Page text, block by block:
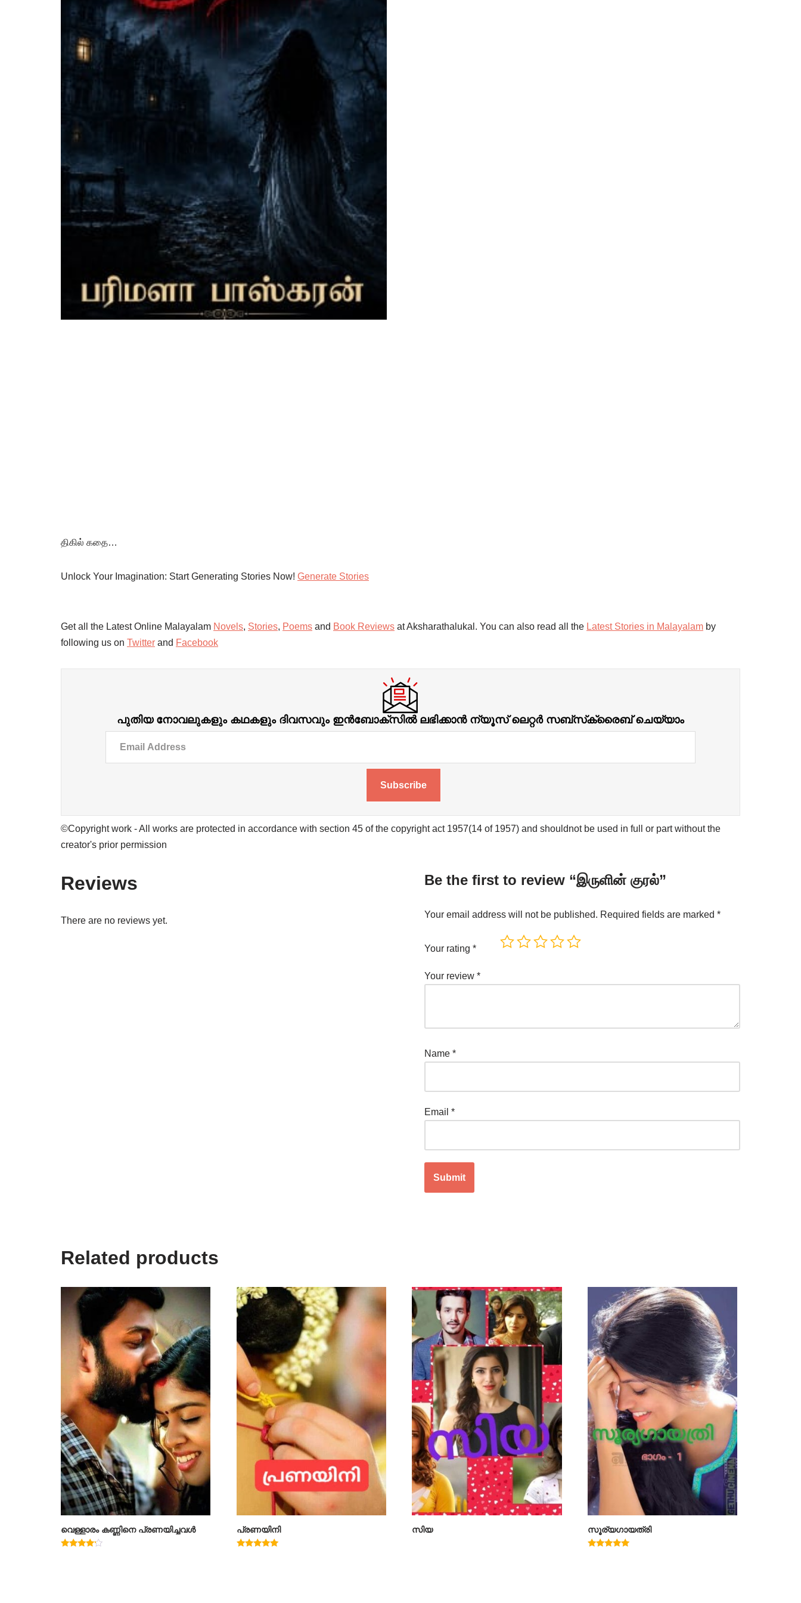
திகில் கதை…
Unlock Your Imagination: Start Generating Stories Now! Generate Stories
Get all the Latest Online Malayalam Novels, Stories, Poems and Book Reviews at Aksharathalukal. You can also read all the Latest Stories in Malayalam by
following us on Twitter and Facebook
പുതിയ നോവലുകളും കഥകളും ദിവസവും ഇന്‍ബോക്‌സില്‍ ലഭിക്കാന്‍ ന്യൂസ് ലെറ്റർ സബ്‌സ്‌ക്രൈബ് ചെയ്യാം
Subscribe
©Copyright work - All works are protected in accordance with section 45 of the copyright act 1957(14 of 1957) and shouldnot be used in full or part without the
creator's prior permission
Reviews
There are no reviews yet.
Be the first to review “இருளின் குரல்”
Your email address will not be published. Required fields are marked *
Your rating *
Your review *
Name *
Email *
Related products
വെള്ളാരം കണ്ണിനെ പ്രണയിച്ചവൾ പ്രണയിനി സിയ സൂര്യഗായത്രി